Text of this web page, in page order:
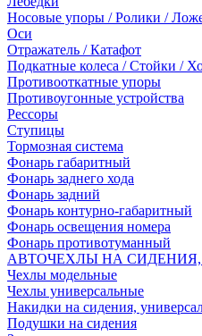
Носовые упоры / Ролики /
Оси
Отражатель / Катафот
Подкатные колеса / Стойки /
Противооткатные упоры
Противоугонные устройства
Рессоры
Ступицы
Тормозная система
Фонарь габаритный
Фонарь заднего хода
Фонарь задний
Фонарь контурно-габаритный
Фонарь освещения номера
Фонарь противотуманный
АВТОЧЕХЛЫ НА
Чехлы модельные
Чехлы универсальные
Накидки на сидения,
Подушки на сидения